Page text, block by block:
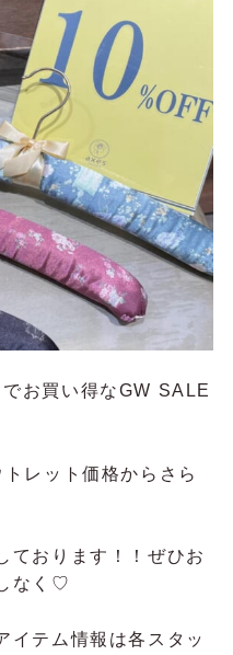
でお買い得なGW SALE
レット価格からさら
ております！！ぜひお
なく♡
イテム情報は各スタッ